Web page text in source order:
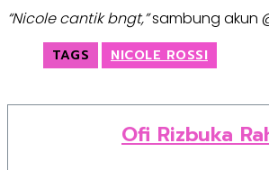
“Nicole cantik bngt,”sambung akun
TAGS NICOLE ROSSI
Ofi Rizbuka